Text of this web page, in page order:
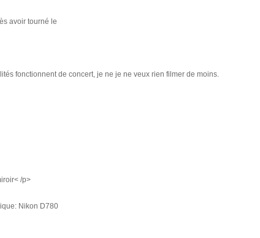
avoir tourné le
fonctionnent de concert, je ne je ne veux rien filmer de moins.
/p>
Nikon D780